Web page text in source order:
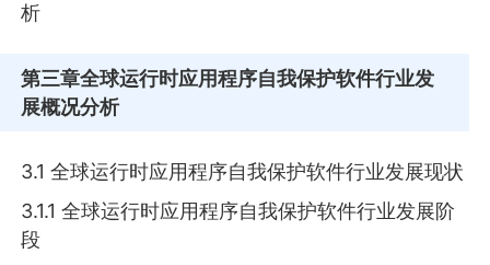
析
第三章全球运行时应用程序自我保护软件行业发
展概况分析
3.1 全球运行时应用程序自我保护软件行业发展现状
3.1.1 全球运行时应用程序自我保护软件行业发展阶
段